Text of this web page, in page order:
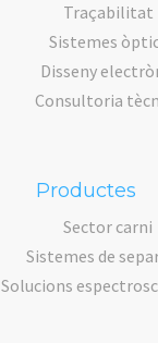
Traçabilitat
Sistemes
Disseny
Consultoria
Productes
Sector carni
Sistemes de
Solucions